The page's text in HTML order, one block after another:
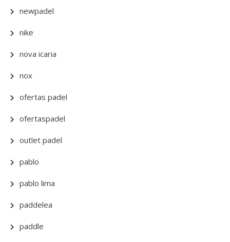
newpadel
nike
nova icaria
nox
ofertas padel
ofertaspadel
outlet padel
pablo
pablo lima
paddelea
paddle